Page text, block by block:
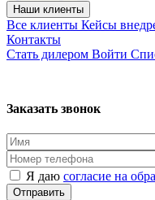
Наши клиенты
Все клиенты Кейсы
Контакты
Стать дилером Войти
Заказать звонок
Я даю согласие на
Отправить